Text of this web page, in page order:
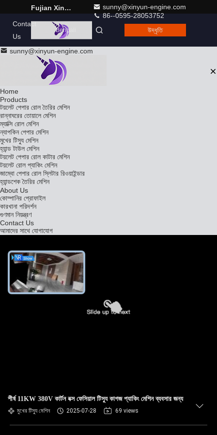
Fujian Xinyun Machinery Development Co., Ltd.
sunny@xinyun-engine.com
86--0595-28053752
Contact
Us
Bengali উদ্ধৃতি
sunny@xinyun-engine.com
Home
Products
টয়লেট পেপার রোল তৈরির মেশিন
রান্নাঘরের তোয়ালে মেশিন
ম্যাক্সি রোল মেশিন
ন্যাপকিন পেপার মেশিন
মুখের টিস্যু মেশিন
হ্যান্ড টাউল মেশিন
টয়লেট পেপার রোল কাটার মেশিন
টয়লেট রোল প্যাকিং মেশিন
জাম্বো পেপার রোল স্লিটার রিওয়াইন্ডার
হ্যান্ডশেক তৈরির মেশিন
About Us
কোম্পানির প্রোফাইল
কারখানা পরিদর্শন
গুণমান নিয়ন্ত্রণ
Contact Us
আমাদের সাথে যোগাযোগ
শীর্ষ 11KW 380V কার্টন বক্স ফেসিয়াল টিস্যু কাগজ প্যাকিং মেশিন ব্যবসার জন্য
মুখের টিস্যু মেশিন 2025-07-28 69 views